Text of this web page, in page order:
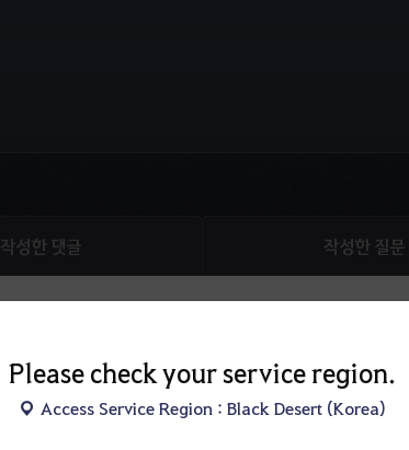
Please check your service region.
Access Service Region : Black Desert (Korea)
작성한 댓글 작성한 질문